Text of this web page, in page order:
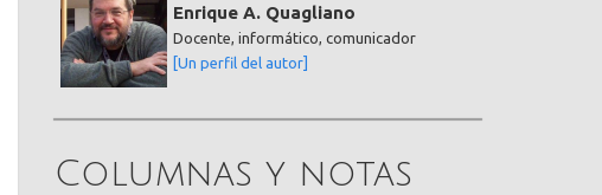
Enrique A. Quagliano
Docente, informático, comunicador
[Un perfil del autor]
Columnas y notas